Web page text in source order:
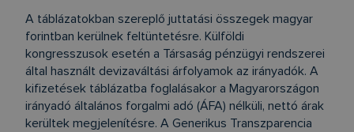
A táblázatokban szereplő juttatási összegek magyar
forintban kerülnek feltüntetésre. Külföldi
kongresszusok esetén a Társaság pénzügyi rendszerei
által használt devizaváltási árfolyamok az irányadók. A
kifizetések táblázatba foglalásakor a Magyarországon
irányadó általános forgalmi adó (ÁFA) nélküli, nettó árak
kerültek megjelenítésre. A Generikus Transzparencia